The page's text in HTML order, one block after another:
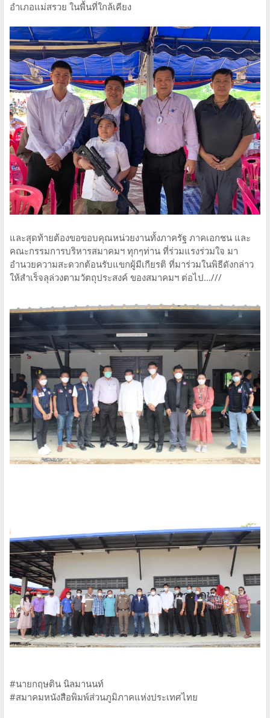
อำเภอแม่สรวย ในพื้นที่ใกล้เคียง
และสุดท้ายต้องขอขอบคุณหน่วยงานทั้งภาครัฐ ภาคเอกชน และ
คณะกรรมการบริหารสมาคมฯ ทุกๆท่าน ที่ร่วมแรงร่วมใจ มา
อำนวยความสะดวกต้อนรับแขกผู้มีเกียรติ ที่มาร่วมในพิธีดังกล่าว
ให้สำเร็จลุล่วงตามวัตถุประสงค์ ของสมาคมฯ ต่อไป...///
#นายกฤษติน นิลมานนท์
#สมาคมหนังสือพิมพ์ส่วนภูมิภาคแห่งประเทศไทย